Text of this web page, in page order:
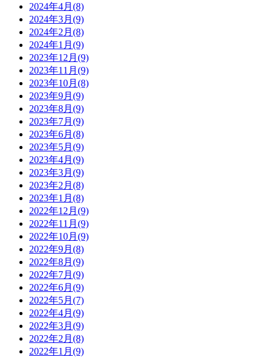
2024年4月(8)
2024年3月(9)
2024年2月(8)
2024年1月(9)
2023年12月(9)
2023年11月(9)
2023年10月(8)
2023年9月(9)
2023年8月(9)
2023年7月(9)
2023年6月(8)
2023年5月(9)
2023年4月(9)
2023年3月(9)
2023年2月(8)
2023年1月(8)
2022年12月(9)
2022年11月(9)
2022年10月(9)
2022年9月(8)
2022年8月(9)
2022年7月(9)
2022年6月(9)
2022年5月(7)
2022年4月(9)
2022年3月(9)
2022年2月(8)
2022年1月(9)